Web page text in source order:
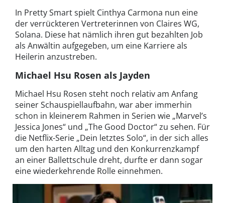
In Pretty Smart spielt Cinthya Carmona nun eine
der verrückteren Vertreterinnen von Claires WG,
Solana. Diese hat nämlich ihren gut bezahlten Job
als Anwältin aufgegeben, um eine Karriere als
Heilerin anzustreben.
Michael Hsu Rosen als Jayden
Michael Hsu Rosen steht noch relativ am Anfang
seiner Schauspiellaufbahn, war aber immerhin
schon in kleinerem Rahmen in Serien wie „Marvel’s
Jessica Jones“ und „The Good Doctor“ zu sehen. Für
die Netflix-Serie „Dein letztes Solo“, in der sich alles
um den harten Alltag und den Konkurrenzkampf
an einer Ballettschule dreht, durfte er dann sogar
eine wiederkehrende Rolle einnehmen.